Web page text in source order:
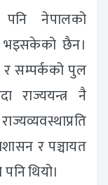
नेपालको
भइसकेको छैन।
र सम्पर्कको पुल
राज्ययन्त्र नै
र पञ्चायत
थियो।